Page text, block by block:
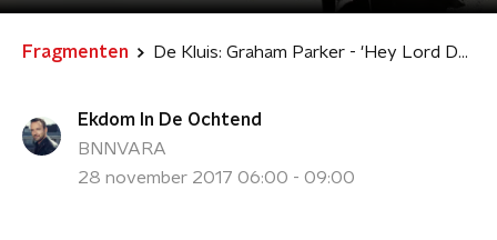
Fragmenten De Kluis: Graham Parker - 'Hey Lord Don't Ask Me Questions'
Ekdom In De Ochtend
BNNVARA
28 november 2017 06:00 - 09:00